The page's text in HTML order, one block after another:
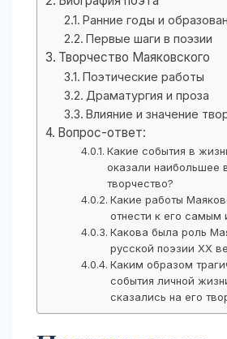
Ранние годы и
Первые шаги в поэзии
Творчество Маяковского
Поэтические работы
Драматургия и проза
Влияние и значение
Вопрос-ответ:
Какие события в
оказали наибольшее
творчество?
Какие работы
отнести к его самым
Какова была роль
русской поэзии XX
Каким образом
события личной
сказались на его